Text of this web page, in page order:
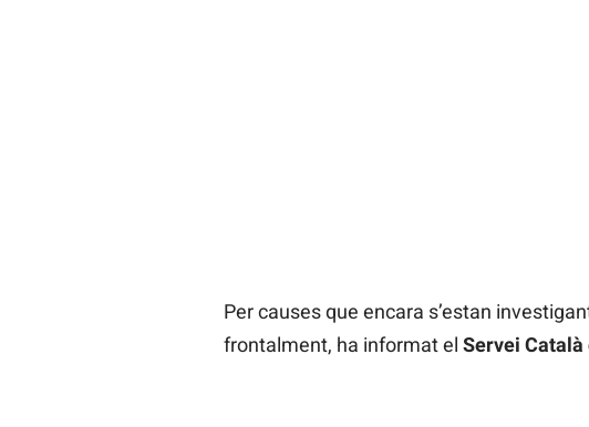
Per causes que encara s’estan
frontalment, ha informat el Servei Català